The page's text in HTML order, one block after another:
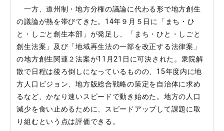
一方、道州制・地方分権の議論に代わる形で地方創生
の議論が熱を帯びてきた。14年９月５日に「まち・ひ
と・しごと創生本部」が発足し、「まち・ひと・しごと
創生法案」及び「地域再生法の一部を改正する法律案」
の地方創生関連２法案が11月21日に可決された。衆院解
散で日程は後ろ倒しになっているものの、15年度内に地
方人口ビジョン、地方版総合戦略の策定を自治体に求め
るなど、かなり速いスピードで動き始めた。地方の人口
減少を食い止めるために、スピードアップして課題に取
り組むという点は評価できる。